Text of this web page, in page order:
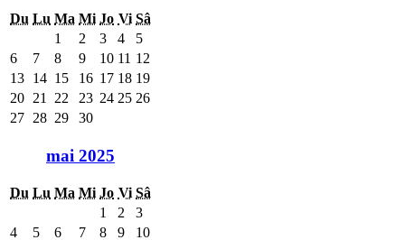
Du Lu Ma Mi Jo Vi Sâ
1
2 3 4
5
6
7 8 9 10 11 12
13 14 15 16 17 18 19
20 21 22 23 24 25 26
27 28 29 30
mai 2025
Du Lu Ma Mi Jo Vi Sâ
1
2
3
4
5 6 7 8 9
10